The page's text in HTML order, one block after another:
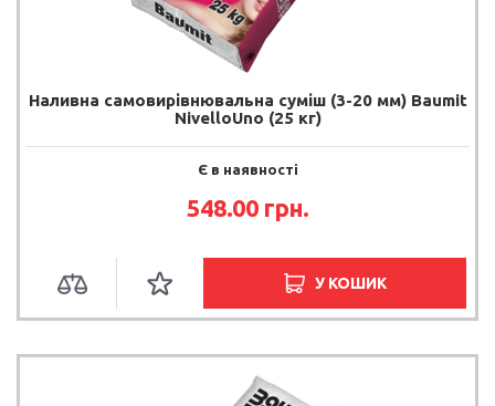
Наливна самовирівнювальна суміш (3-20 мм) Baumit
NivelloUno (25 кг)
Є в наявності
548.00 грн.
У КОШИК